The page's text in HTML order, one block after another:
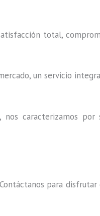
total,
un servicio
caracterizamos por
Contáctanos para